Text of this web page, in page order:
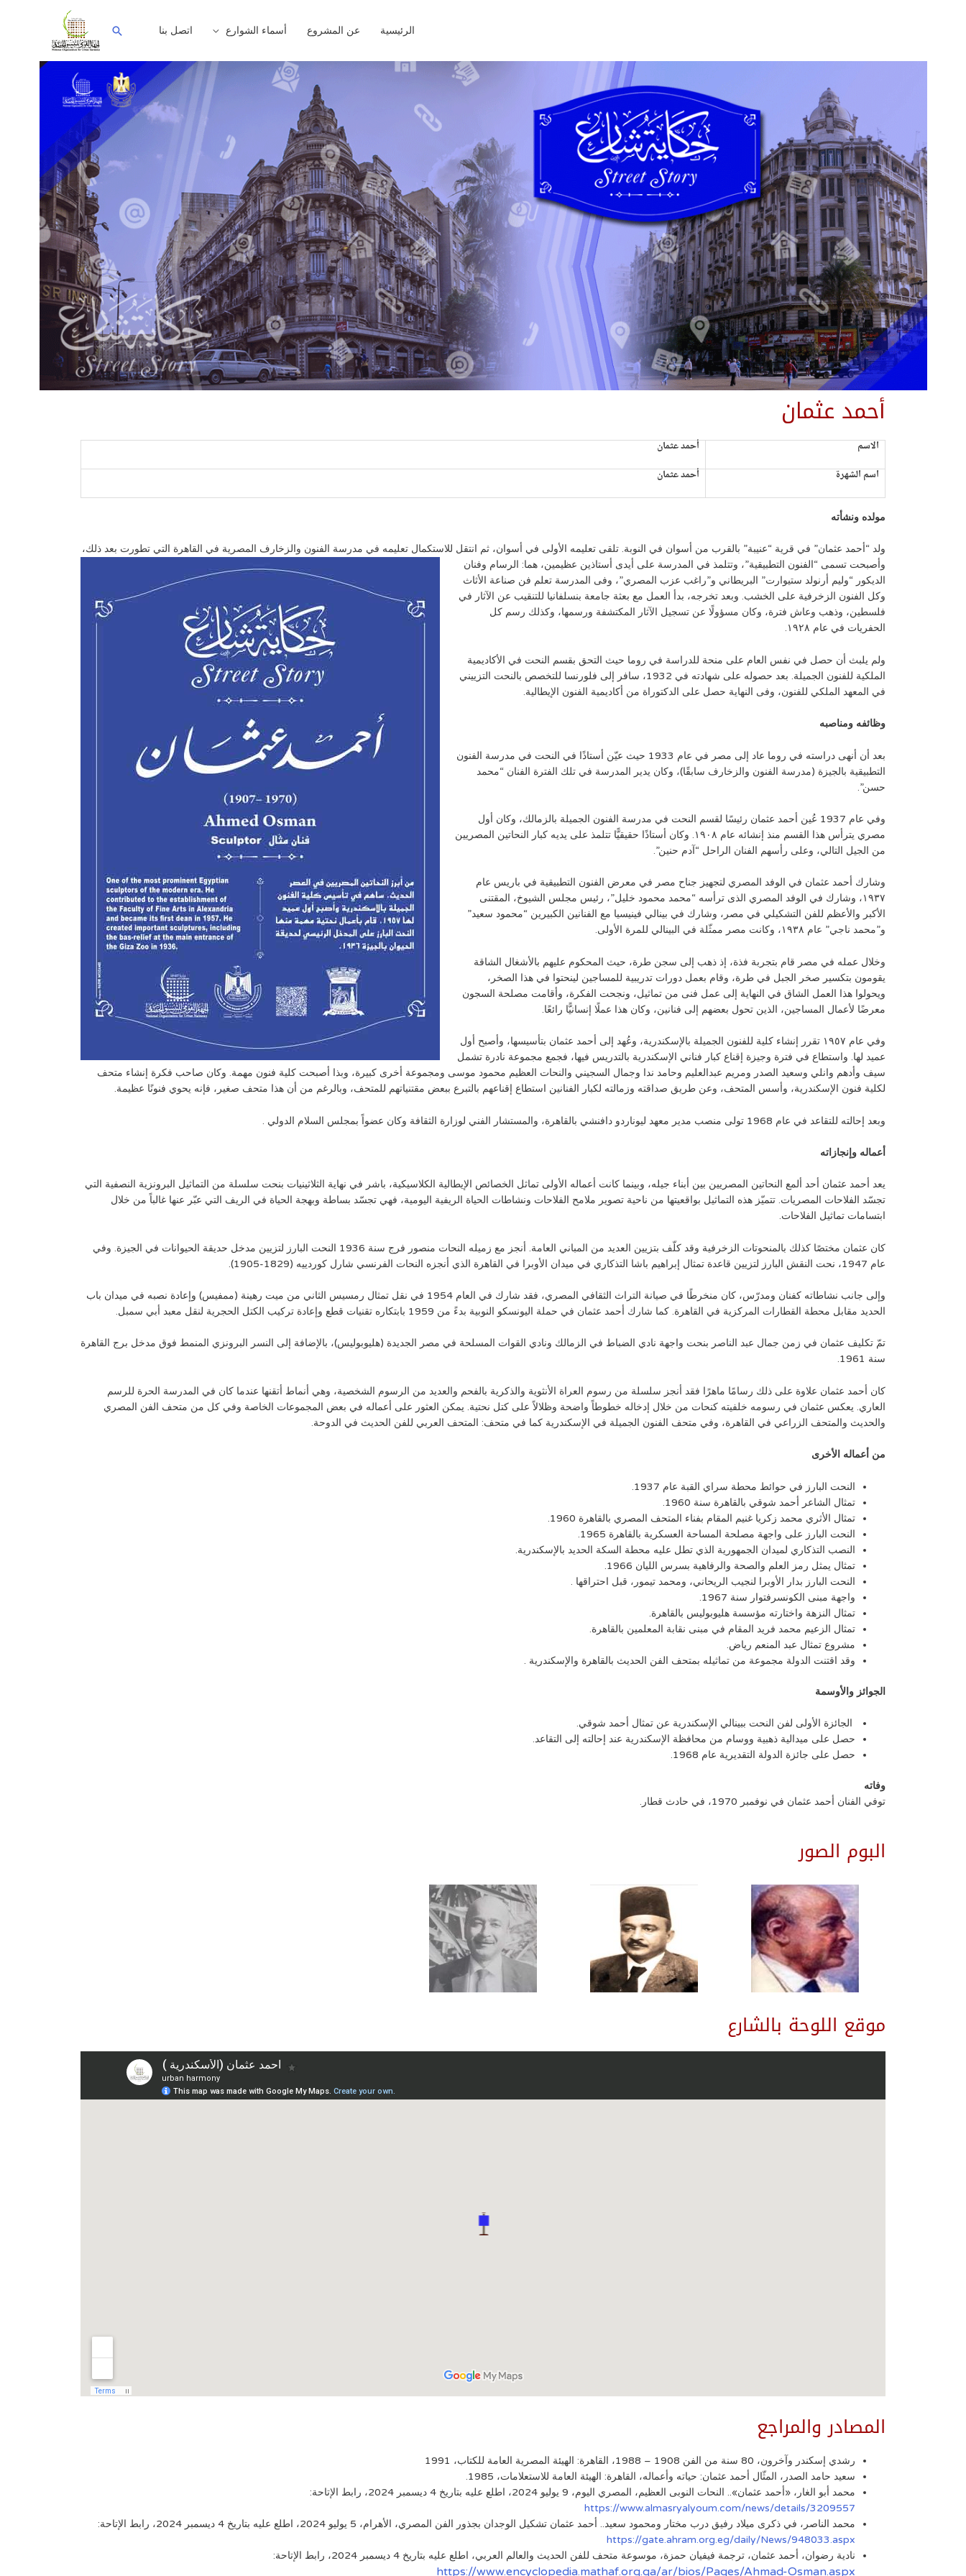
الرئيسية عن المشروع أسماء الشوارع اتصل بنا
أحمد عثمان
الاسم
أحمد عثمان
اسم الشهرة
أحمد عثمان
مولده ونشأته
ولد “أحمد عثمان” في قرية “عنيبة” بالقرب من أسوان في النوبة. تلقى تعليمه الأولى في أسوان، ثم انتقل للاستكمال تعليمه في مدرسة الفنون والزخارف المصرية في القاهرة التي تطورت بعد ذلك،
وأصبحت تسمى “الفنون التطبيقية”، وتتلمذ في المدرسة على أيدى أستاذين عظيمين، هما: الرسام وفنان
الديكور “وليم أرنولد ستيوارت” البريطاني و”راغب عزب المصري”، وفى المدرسة تعلم فن صناعة الأثاث
وكل الفنون الزخرفية على الخشب. وبعد تخرجه، بدأ العمل مع بعثة جامعة بنسلفانيا للتنقيب عن الآثار في
فلسطين، وذهب وعاش فترة، وكان مسؤولًا عن تسجيل الآثار المكتشفة ورسمها، وكذلك رسم كل
الحفريات في عام ١٩٢٨.
ولم يلبث أن حصل في نفس العام على منحة للدراسة في روما حيث التحق بقسم النحت في الأكاديمية
الملكية للفنون الجميلة. بعد حصوله على شهادته في 1932، سافر إلى فلورنسا للتخصص بالنحت التزييني
في المعهد الملكي للفنون، وفى النهاية حصل على الدكتوراة من أكاديمية الفنون الإيطالية.
وظائفه ومناصبه
بعد أن أنهى دراسته في روما عاد إلى مصر في عام 1933 حيث عيّن أستاذًا في النحت في مدرسة الفنون
التطبيقية بالجيزة (مدرسة الفنون والزخارف سابقًا)، وكان يدير المدرسة في تلك الفترة الفنان “محمد
حسن”.
وفي عام 1937 عُين أحمد عثمان رئيسًا لقسم النحت في مدرسة الفنون الجميلة بالزمالك، وكان أول
مصري يترأس هذا القسم منذ إنشائه عام ١٩٠٨. وكان أستاذًا حقيقيًّا تتلمذ على يديه كبار النحاتين المصريين
من الجيل التالي، وعلى رأسهم الفنان الراحل “آدم حنين”.
وشارك أحمد عثمان في الوفد المصري لتجهيز جناح مصر في معرض الفنون التطبيقية في باريس عام
١٩٣٧، وشارك في الوفد المصري الذى ترأسه “محمد محمود خليل”، رئيس مجلس الشيوخ، المقتنى
الأكبر والأعظم للفن التشكيلي في مصر، وشارك في بينالي فينيسيا مع الفنانين الكبيرين “محمود سعيد”
و”محمد ناجي” عام ١٩٣٨، وكانت مصر ممثّلة في البينالي للمرة الأولى.
وخلال عمله في مصر قام بتجربة فذة، إذ ذهب إلى سجن طرة، حيث المحكوم عليهم بالأشغال الشاقة
يقومون بتكسير صخر الجبل في طرة، وقام بعمل دورات تدريبية للمساجين لينحتوا في هذا الصخر،
ويحولوا هذا العمل الشاق في النهاية إلى عمل فنى من تماثيل، ونجحت الفكرة، وأقامت مصلحة السجون
معرضًا لأعمال المساجين، الذين تحول بعضهم إلى فنانين، وكان هذا عملًا إنسانيًّا رائعًا.
وفي عام ١٩٥٧ تقرر إنشاء كلية للفنون الجميلة بالإسكندرية، وعُهد إلى أحمد عثمان بتأسيسها، وأصبح أول
عميد لها. واستطاع في فترة وجيزة إقناع كبار فناني الإسكندرية بالتدريس فيها، فجمع مجموعة نادرة تشمل
سيف وأدهم وانلي وسعيد الصدر ومريم عبدالعليم وحامد ندا وجمال السجيني والنحات العظيم محمود موسى ومجموعة أخرى كبيرة، وبذا أصبحت كلية فنون مهمة. وكان صاحب فكرة إنشاء متحف
لكلية فنون الإسكندرية، وأسس المتحف، وعن طريق صداقته وزمالته لكبار الفنانين استطاع إقناعهم بالتبرع ببعض مقتنياتهم للمتحف، وبالرغم من أن هذا متحف صغير، فإنه يحوي فنونًا عظيمة.
وبعد إحالته للتقاعد في عام 1968 تولى منصب مدير معهد ليوناردو دافنشي بالقاهرة، والمستشار الفني لوزارة الثقافة وكان عضواً بمجلس السلام الدولي .
أعماله وإنجازاته
يعد أحمد عثمان أحد ألمع النحاتين المصريين بين أبناء جيله، وبينما كانت أعماله الأولى تماثل الخصائص الإيطالية الكلاسيكية، باشر في نهاية الثلاثينيات بنحت سلسلة من التماثيل البرونزية النصفية التي
تجسّد الفلاحات المصريات. تتميّز هذه التماثيل بواقعيتها من ناحية تصوير ملامح الفلاحات ونشاطات الحياة الريفية اليومية، فهي تجسّد بساطة وبهجة الحياة في الريف التي عبّر عنها غالباً من خلال
ابتسامات تماثيل الفلاحات.
كان عثمان مختصًا كذلك بالمنحوتات الزخرفية وقد كلّف بتزيين العديد من المباني العامة. أنجز مع زميله النحات منصور فرج سنة 1936 النحت البارز لتزيين مدخل حديقة الحيوانات في الجيزة. وفي
عام 1947، نحت النقش البارز لتزيين قاعدة تمثال إبراهيم باشا التذكاري في ميدان الأوبرا في القاهرة الذي أنجزه النحات الفرنسي شارل كوردييه (1829-1905).
وإلى جانب نشاطاته كفنان ومدرّس، كان منخرطًا في صيانة التراث الثقافي المصري، فقد شارك في العام 1954 في نقل تمثال رمسيس الثاني من ميت رهينة (ممفيس) وإعادة نصبه في ميدان باب
الحديد مقابل محطة القطارات المركزية في القاهرة. كما شارك أحمد عثمان في حملة اليونسكو النوبية بدءً من 1959 بابتكاره تقنيات قطع وإعادة تركيب الكتل الحجرية لنقل معبد أبي سمبل.
تمّ تكليف عثمان في زمن جمال عبد الناصر بنحت واجهة نادي الضباط في الزمالك ونادي القوات المسلحة في مصر الجديدة (هليوبوليس)، بالإضافة إلى النسر البرونزي المنمط فوق مدخل برج القاهرة
سنة 1961.
كان أحمد عثمان علاوة على ذلك رسامًا ماهرًا فقد أنجز سلسلة من رسوم العراة الأنثوية والذكرية بالفحم والعديد من الرسوم الشخصية، وهي أنماط أتقنها عندما كان في المدرسة الحرة للرسم
العاري. يعكس عثمان في رسومه خلفيته كنحات من خلال إدخاله خطوطاً واضحة وظلالاً على كتل نحتية. يمكن العثور على أعماله في بعض المجموعات الخاصة وفي كل من متحف الفن المصري
والحديث والمتحف الزراعي في القاهرة، وفي متحف الفنون الجميلة في الإسكندرية كما في متحف: المتحف العربي للفن الحديث في الدوحة.
من أعماله الأخرى
النحت البارز في حوائط محطة سراي القبة عام 1937.
تمثال الشاعر أحمد شوقي بالقاهرة سنة 1960.
تمثال الأثري محمد زكريا غنيم المقام بفناء المتحف المصري بالقاهرة 1960.
النحت البارز على واجهة مصلحة المساحة العسكرية بالقاهرة 1965.
النصب التذكاري لميدان الجمهورية الذي تطل عليه محطة السكة الحديد بالإسكندرية.
تمثال يمثل رمز العلم والصحة والرفاهية بسرس الليان 1966.
النحت البارز بدار الأوبرا لنجيب الريحاني، ومحمد تيمور، قبل احتراقها .
واجهة مبنى الكونسرفتوار سنة 1967.
تمثال النزهة واختارته مؤسسة هليوبوليس بالقاهرة.
تمثال الزعيم محمد فريد المقام في مبنى نقابة المعلمين بالقاهرة.
مشروع تمثال عبد المنعم رياض.
وقد اقتنت الدولة مجموعة من تماثيله بمتحف الفن الحديث بالقاهرة والإسكندرية .
الجوائز والأوسمة
​​​ الجائزة الأولى لفن النحت ببينالي الإسكندرية عن تمثال أحمد شوقي.
حصل على ميدالية ذهبية ووسام من محافظة الإسكندرية عند إحالته إلى التقاعد.
حصل على جائزة الدولة التقديرية عام 1968.
وفاته
توفي الفنان أحمد عثمان في نوفمبر 1970، في حادث قطار.
البوم الصور
موقع اللوحة بالشارع
المصادر والمراجع
رشدي إسكندر وآخرون، 80 سنة من الفن 1908 – 1988، القاهرة: الهيئة المصرية العامة للكتاب، ​1991
سعيد حامد الصدر، المثّال أحمد عثمان: حياته وأعماله، القاهرة: الهيئة العامة للاستعلامات، 1985.
محمد أبو الغار، «أحمد عثمان».. النحات النوبى العظيم، المصري اليوم، 9 يوليو 2024، اطلع عليه بتاريخ 4 ديسمبر 2024، رابط الإتاحة:
https://www.almasryalyoum.com/news/details/3209557
محمد الناصر، في ذكرى ميلاد رفيق درب مختار ومحمود سعيد.. أحمد عثمان تشكيل الوجدان بجذور الفن المصري، الأهرام، 5 يوليو 2024، اطلع عليه بتاريخ 4 ديسمبر 2024، رابط الإتاحة:
https://gate.ahram.org.eg/daily/News/948033.aspx
نادية رضوان، أحمد عثمان، ترجمة فيفيان حمزة، موسوعة متحف للفن الحديث والعالم العربي، اطلع عليه بتاريخ 4 ديسمبر 2024، رابط الإتاحة:
https://www.encyclopedia.mathaf.org.qa/ar/bios/Pages/Ahmad-Osman.aspx